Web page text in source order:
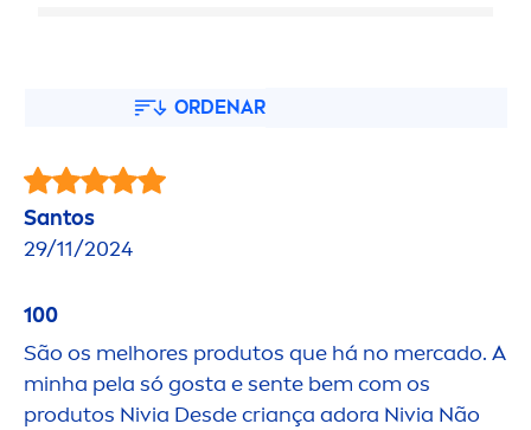
ORDENAR
Santos
29/11/2024
100
São os melhores produtos que há no mercado. A
minha pela só gosta e sente bem com os
produtos Nivia Desde criança adora Nivia Não